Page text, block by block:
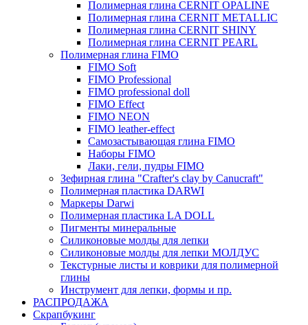
Полимерная глина CERNIT OPALINE
Полимерная глина CERNIT METALLIC
Полимерная глина CERNIT SHINY
Полимерная глина CERNIT PEARL
Полимерная глина FIMO
FIMO Soft
FIMO Professional
FIMO professional doll
FIMO Effect
FIMO NEON
FIMO leather-effect
Самозастывающая глина FIMO
Наборы FIMO
Лаки, гели, пудры FIMO
Зефирная глина "Crafter's clay by Canucraft"
Полимерная пластика DARWI
Маркеры Darwi
Полимерная пластика LA DOLL
Пигменты минеральные
Силиконовые молды для лепки
Силиконовые молды для лепки МОЛДУС
Текстурные листы и коврики для полимерной
глины
Инструмент для лепки, формы и пр.
РАСПРОДАЖА
Скрапбукинг